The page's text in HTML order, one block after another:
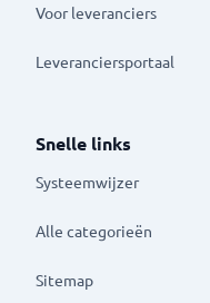
Voor leveranciers
Leveranciersportaal
Snelle links
Systeemwijzer
Alle categorieën
Sitemap